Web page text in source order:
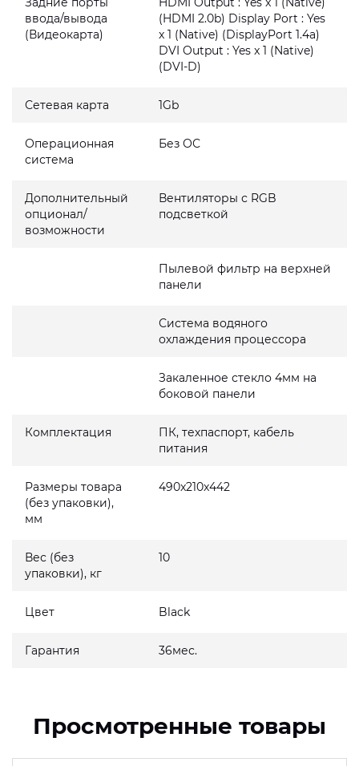
ввода/вывода
(Видеокарта)
(HDMI 2.0b) Display Port : Yes
x 1 (Native) (DisplayPort 1.4a)
DVI Output : Yes x 1 (Native)
(DVI-D)
Сетевая карта 1Gb
Операционная
система
Без ОС
Дополнительный
опционал/
возможности
Вентиляторы с RGB
подсветкой
Пылевой фильтр на верхней
панели
Система водяного
охлаждения процессора
Закаленное стекло 4мм на
боковой панели
Комплектация
ПК, техпаспорт, кабель
питания
Размеры товара
(без упаковки),
мм
490x210x442
Вес (без
упаковки), кг
10
Цвет Black
Гарантия 36мес.
Просмотренные товары